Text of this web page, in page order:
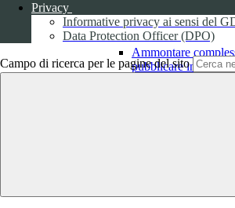
Privacy
Informative privacy ai sensi del
Data Protection Officer (DPO)
Campo di ricerca per le pagine del sito
Ammontare
pubblicare in